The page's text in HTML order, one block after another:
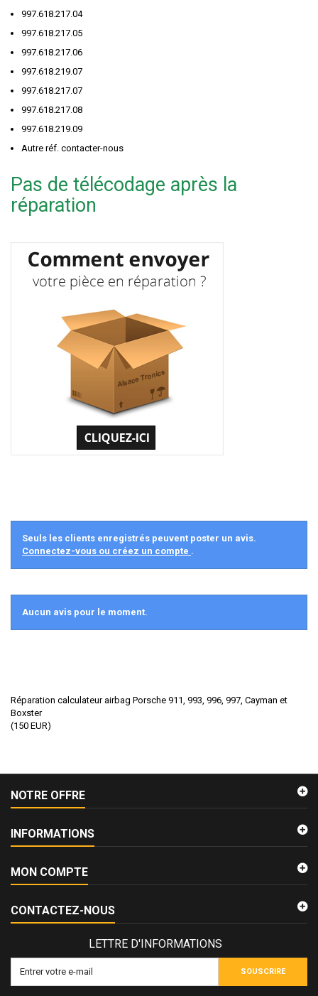
997.618.217.04
997.618.217.05
997.618.217.06
997.618.219.07
997.618.217.07
997.618.217.08
997.618.219.09
Autre réf. contacter-nous
Pas de télécodage après la
réparation
Seuls les clients enregistrés peuvent poster un avis.
Connectez-vous ou créez un compte .
Aucun avis pour le moment.
Réparation calculateur airbag Porsche 911, 993, 996, 997, Cayman et
Boxster
(150 EUR)
NOTRE OFFRE
INFORMATIONS
MON COMPTE
CONTACTEZ-NOUS
LETTRE D'INFORMATIONS
SOUSCRIRE